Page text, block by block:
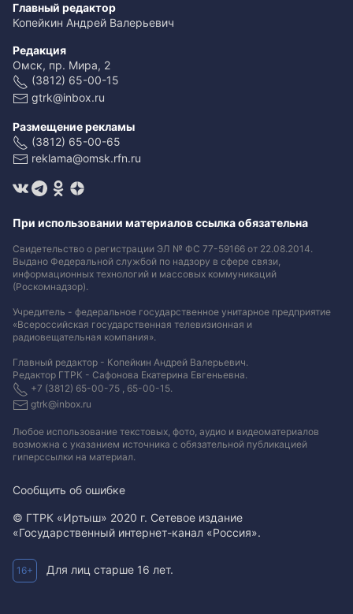
Главный редактор
Копейкин Андрей Валерьевич
Редакция
Омск, пр. Мира, 2
(3812) 65-00-15
gtrk@inbox.ru
Размещение рекламы
(3812) 65-00-65
reklama@omsk.rfn.ru
При использовании материалов ссылка обязательна
Свидетельство о регистрации ЭЛ № ФС 77-59166 от 22.08.2014.
Выдано Федеральной службой по надзору в сфере связи,
информационных технологий и массовых коммуникаций
(Роскомнадзор).
Учредитель - федеральное государственное унитарное предприятие
«Всероссийская государственная телевизионная и
радиовещательная компания».
Главный редактор - Копейкин Андрей Валерьевич.
Редактор ГТРК - Сафонова Екатерина Евгеньевна.
+7 (3812) 65-00-75 , 65-00-15.
gtrk@inbox.ru
Любое использование текстовых, фото, аудио и видеоматериалов
возможна с указанием источника с обязательной публикацией
гиперссылки на материал.
Сообщить об ошибке
© ГТРК «Иртыш» 2020 г. Сетевое издание
«Государственный интернет-канал «Россия».
16+ Для лиц старше 16 лет.